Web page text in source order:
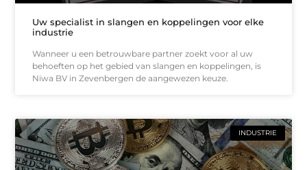
Uw specialist in slangen en koppelingen voor elke
industrie
Wanneer u een betrouwbare partner zoekt voor al uw
behoeften op het gebied van slangen en koppelingen, is
Niwa BV in Zevenbergen de aangewezen keuze.
INDUSTRIE